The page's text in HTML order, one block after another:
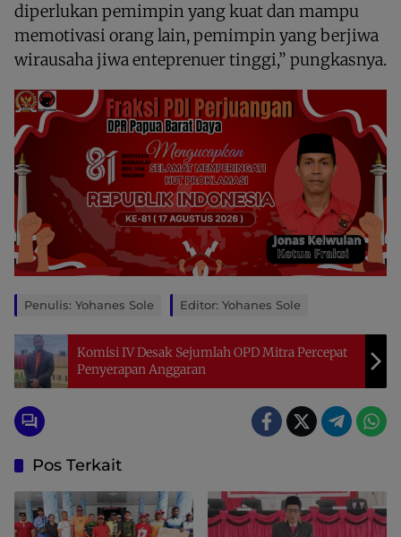
diperlukan pemimpin yang kuat dan mampu
memotivasi orang lain, pemimpin yang berjiwa
wirausaha jiwa enteprenuer tinggi,” pungkasnya.
Penulis: Yohanes Sole Editor: Yohanes Sole
Komisi IV Desak Sejumlah OPD Mitra Percepat
Penyerapan Anggaran
Pos Terkait